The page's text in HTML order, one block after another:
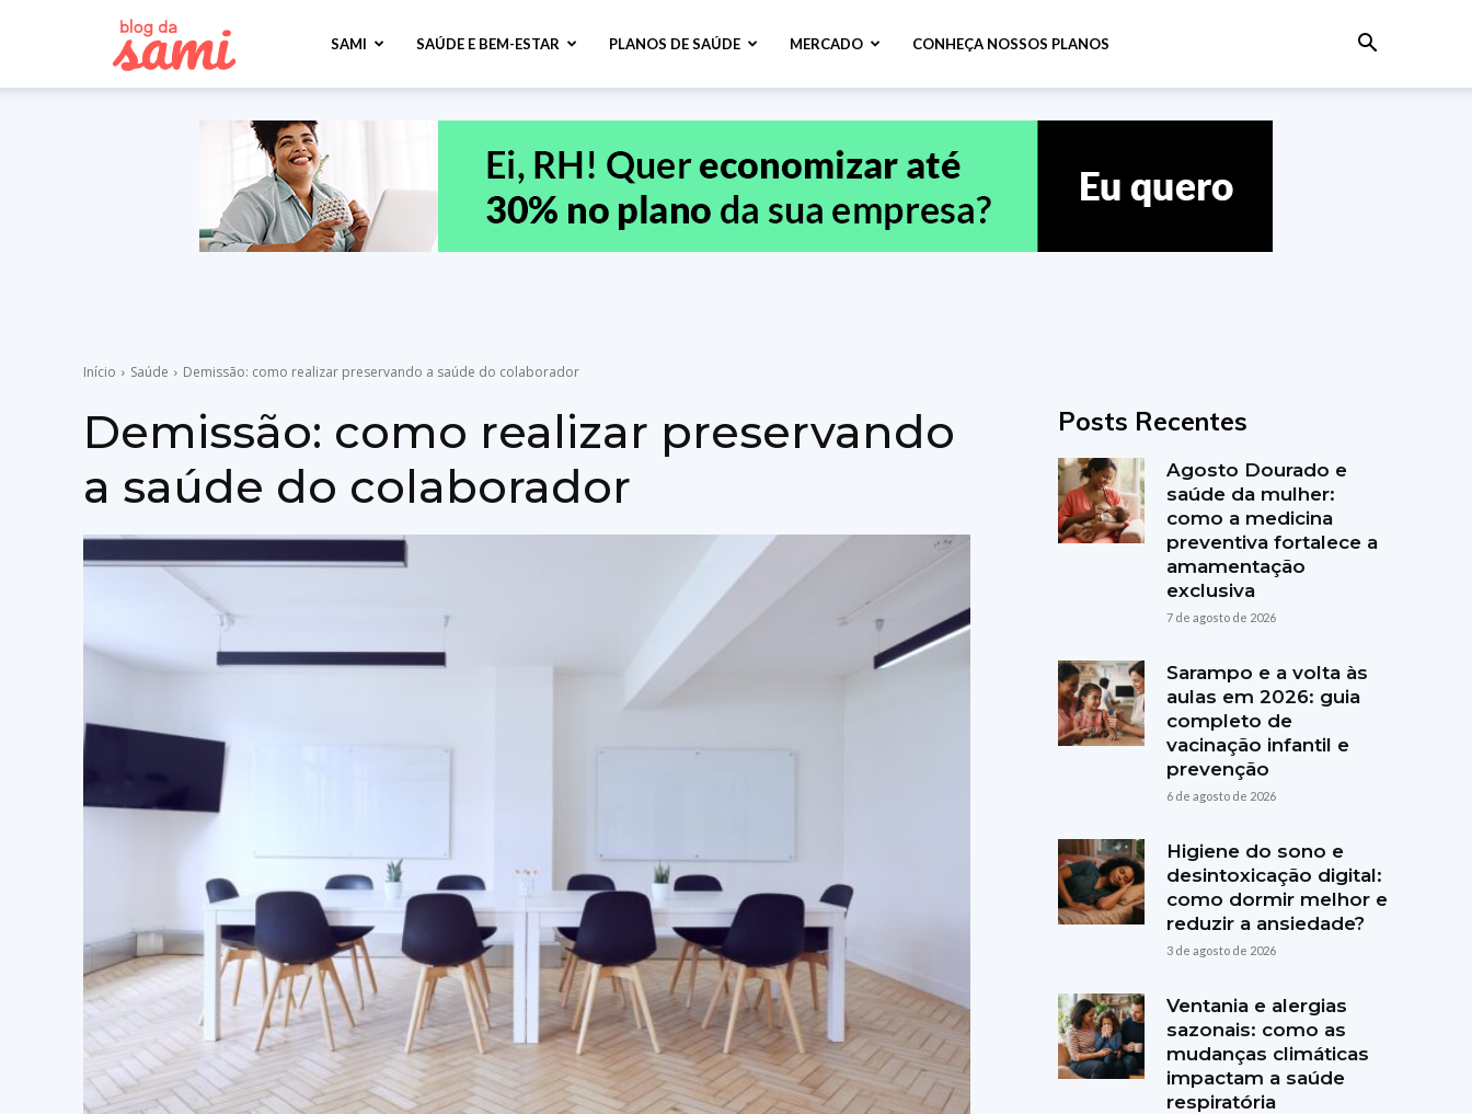
Saúde
SAMI SAÚDE E BEM-ESTAR PLANOS DE SAÚDE MERCADO CONHEÇA NOSSOS PLANOS
Início Saúde Demissão: como realizar preservando a saúde do colaborador
Demissão: como realizar preservando
a saúde do colaborador
Posts Recentes
Agosto Dourado e
saúde da mulher:
como a medicina
preventiva fortalece a
amamentação
exclusiva
7 de agosto de 2026
Sarampo e a volta às
aulas em 2026: guia
completo de
vacinação infantil e
prevenção
6 de agosto de 2026
Higiene do sono e
desintoxicação digital:
como dormir melhor e
reduzir a ansiedade?
3 de agosto de 2026
Ventania e alergias
sazonais: como as
mudanças climáticas
impactam a saúde
respiratória